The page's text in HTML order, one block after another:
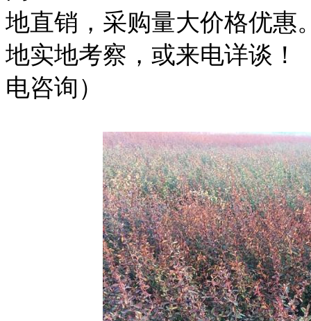
地直销，采购量大价格优惠
地实地考察，或来电详谈！
电咨询）